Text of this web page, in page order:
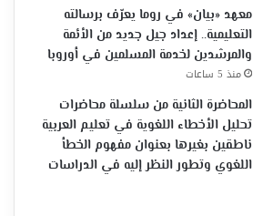
معهد «بيان» في روما يعرّف برسالته
التعليمية.. إعداد جيل جديد من الأئمة
والمرشدين لخدمة المسلمين في أوروبا
منذ 5 ساعات
المحاضرة الثانية من سلسلة محاضرات
تحليل الأخطاء اللغوية في تعليم العربية
ناطقين بغيرها بعنوان مفهوم الخطأ
اللغوي وتطور النظر إليه في الدراسات